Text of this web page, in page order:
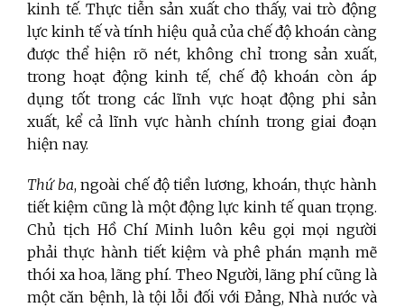
kinh tế. Thực tiễn sản xuất cho thấy, vai trò động
lực kinh tế và tính hiệu quả của chế độ khoán càng
được thể hiện rõ nét, không chỉ trong sản xuất,
trong hoạt động kinh tế, chế độ khoán còn áp
dụng tốt trong các lĩnh vực hoạt động phi sản
xuất, kể cả lĩnh vực hành chính trong giai đoạn
hiện nay.
Thứ ba, ngoài chế độ tiền lương, khoán, thực hành
tiết kiệm cũng là một động lực kinh tế quan trọng.
Chủ tịch Hồ Chí Minh luôn kêu gọi mọi người
phải thực hành tiết kiệm và phê phán mạnh mẽ
thói xa hoa, lãng phí. Theo Người, lãng phí cũng là
một căn bệnh, là tội lỗi đối với Đảng, Nhà nước và